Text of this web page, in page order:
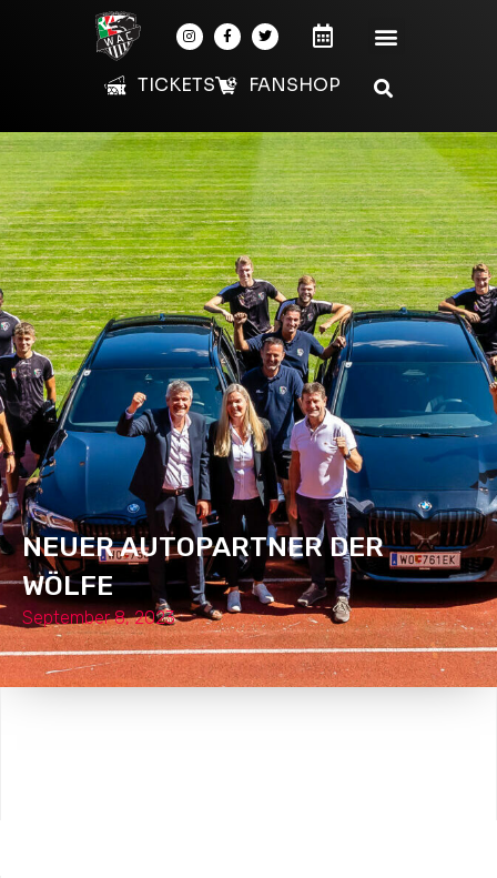
TICKETS FANSHOP
NEUER AUTOPARTNER DER
WÖLFE
September 8, 2023